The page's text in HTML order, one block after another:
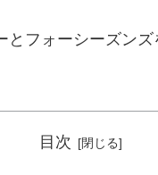
フォーシーズン
目次